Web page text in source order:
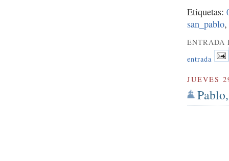
Etiquetas:
san_pablo
ENTRADA
entrada
JUEVES